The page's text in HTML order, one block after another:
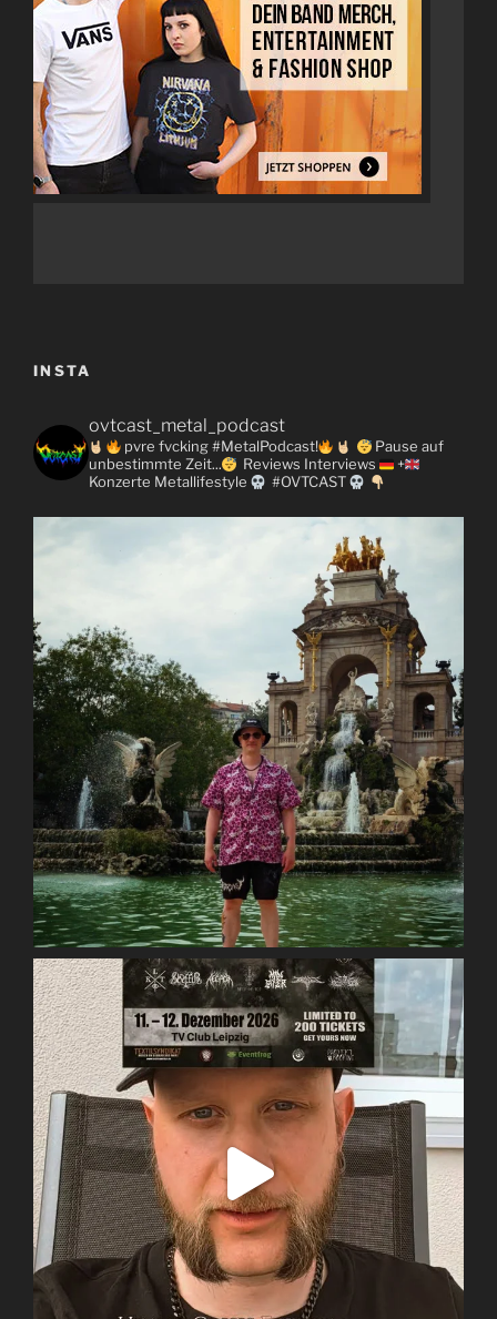
INSTA
ovtcast_metal_podcast
pvre fvcking #MetalPodcast!
Pause auf
unbestimmte Zeit...
Reviews Interviews
+
Konzerte Metallifestyle #OVTCAST